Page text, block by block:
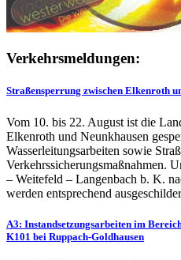
Verkehrsmeldungen:
Straßensperrung zwischen Elkenroth
Vom 10. bis 22. August ist die
Elkenroth und Neunkhausen
Wasserleitungsarbeiten sowie
Verkehrssicherungsmaßnahmen.
– Weitefeld – Langenbach b. K.
werden entsprechend
A3: Instandsetzungsarbeiten im
K101 bei Ruppach-Goldhausen